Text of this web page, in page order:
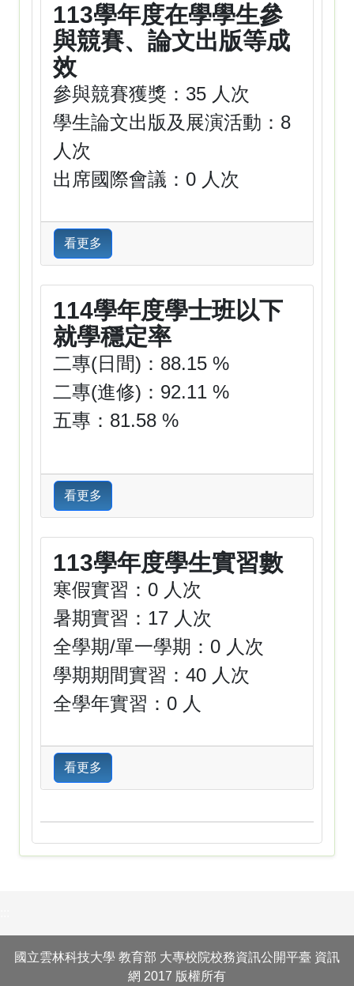
113學年度在學學生參
與競賽、論文出版等成
效
參與競賽獲獎：35 人次
學生論文出版及展演活動：8
人次
出席國際會議：0 人次
看更多
114學年度學士班以下
就學穩定率
二專(日間)：88.15 %
二專(進修)：92.11 %
五專：81.58 %
看更多
113學年度學生實習數
寒假實習：0 人次
暑期實習：17 人次
全學期/單一學期：0 人次
學期期間實習：40 人次
全學年實習：0 人
看更多
國立雲林科技大學 教育部 大專校院校務資訊公開平臺 資訊
網 2017 版權所有